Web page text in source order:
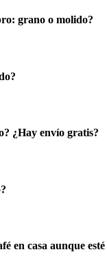
grano o molido?
¿Hay envío gratis?
en casa aunque